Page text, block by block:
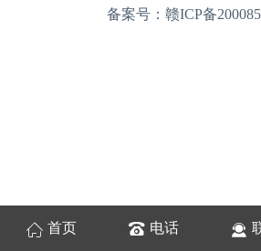
备案号： 赣ICP备
首页 电话